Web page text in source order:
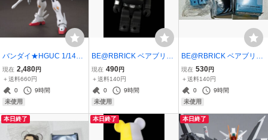
バンダイ★HGUC 1/144
クロスボーン・ガンダム
Ｘ1★未組み立て
現在 2,480円
＋送料660円
0
9時間
未使用
BE@RBRICK ベアブリッ
ク シリーズ51 ★ヒーロ
ー G.I.JOE
現在 490円
＋送料140円
0
9時間
未使用
BE@RBRICK ベアブリッ
ク シリーズ51★BASIC 【
K 】
現在 530円
＋送料140円
0
9時間
未使用
本日終了 本日終了 本日終了